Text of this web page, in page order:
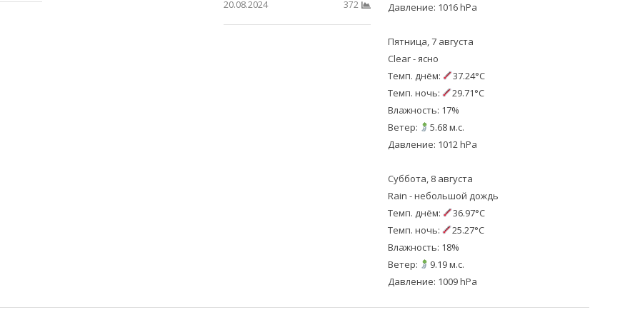
20.08.2024 372 Давление: 1016 hPa
Пятница, 7 августа
Clear - ясно
Темп. днём:
37.24°C
Темп. ночь:
29.71°C
Влажность: 17%
Ветер:
5.68 м.с.
Давление: 1012 hPa
Суббота, 8 августа
Rain - небольшой дождь
Темп. днём:
36.97°C
Темп. ночь:
25.27°C
Влажность: 18%
Ветер:
9.19 м.с.
Давление: 1009 hPa